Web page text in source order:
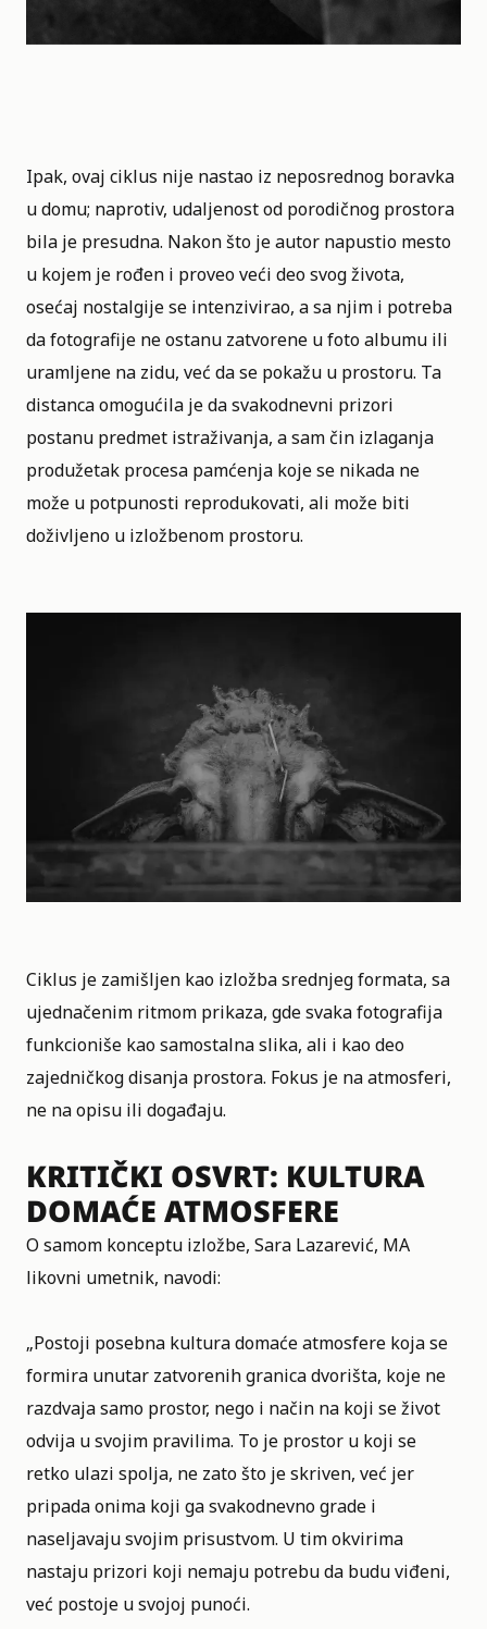
Ipak, ovaj ciklus nije nastao iz neposrednog boravka
u domu; naprotiv, udaljenost od porodičnog prostora
bila je presudna. Nakon što je autor napustio mesto
u kojem je rođen i proveo veći deo svog života,
osećaj nostalgije se intenzivirao, a sa njim i potreba
da fotografije ne ostanu zatvorene u foto albumu ili
uramljene na zidu, već da se pokažu u prostoru. Ta
distanca omogućila je da svakodnevni prizori
postanu predmet istraživanja, a sam čin izlaganja
produžetak procesa pamćenja koje se nikada ne
može u potpunosti reprodukovati, ali može biti
doživljeno u izložbenom prostoru.
Ciklus je zamišljen kao izložba srednjeg formata, sa
ujednačenim ritmom prikaza, gde svaka fotografija
funkcioniše kao samostalna slika, ali i kao deo
zajedničkog disanja prostora. Fokus je na atmosferi,
ne na opisu ili događaju.
KRITIČKI OSVRT: KULTURA
DOMAĆE ATMOSFERE
O samom konceptu izložbe, Sara Lazarević, MA
likovni umetnik, navodi:
„Postoji posebna kultura domaće atmosfere koja se
formira unutar zatvorenih granica dvorišta, koje ne
razdvaja samo prostor, nego i način na koji se život
odvija u svojim pravilima. To je prostor u koji se
retko ulazi spolja, ne zato što je skriven, već jer
pripada onima koji ga svakodnevno grade i
naseljavaju svojim prisustvom. U tim okvirima
nastaju prizori koji nemaju potrebu da budu viđeni,
već postoje u svojoj punoći.